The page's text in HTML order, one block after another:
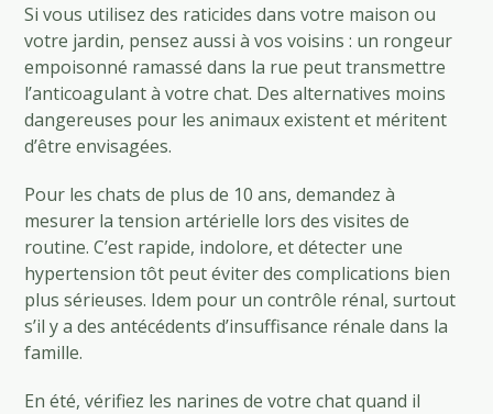
Si vous utilisez des raticides dans votre maison ou
votre jardin, pensez aussi à vos voisins : un rongeur
empoisonné ramassé dans la rue peut transmettre
l’anticoagulant à votre chat. Des alternatives moins
dangereuses pour les animaux existent et méritent
d’être envisagées.
Pour les chats de plus de 10 ans, demandez à
mesurer la tension artérielle lors des visites de
routine. C’est rapide, indolore, et détecter une
hypertension tôt peut éviter des complications bien
plus sérieuses. Idem pour un contrôle rénal, surtout
s’il y a des antécédents d’insuffisance rénale dans la
famille.
En été, vérifiez les narines de votre chat quand il